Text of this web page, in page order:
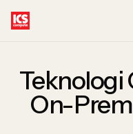
Teknologi
On-